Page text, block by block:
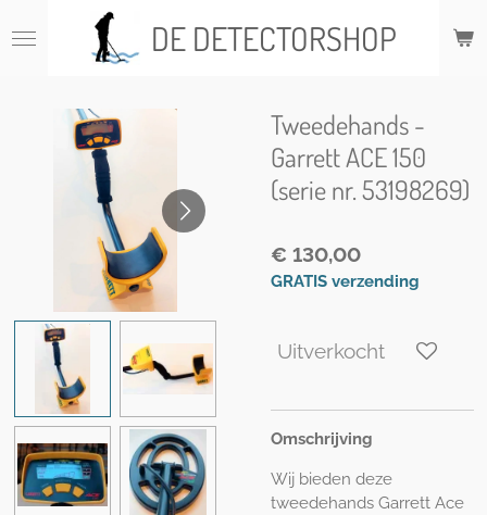
direct
hoofdinhoud
DE DETECTORSHOP
Tweedehands -
Garrett ACE 150
(serie nr. 53198269)
€ 130,00
GRATIS verzending
Uitverkocht
Omschrijving
Wij bieden deze
tweedehands Garrett Ace